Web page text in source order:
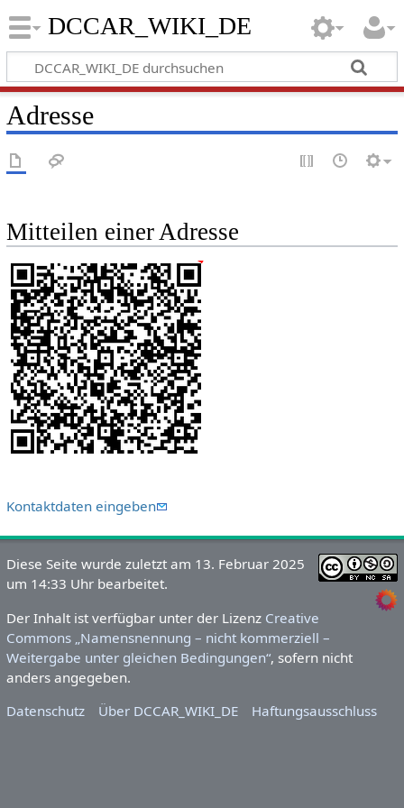
DCCAR_WIKI_DE
Adresse
Mitteilen einer Adresse
Kontaktdaten eingeben
Diese Seite wurde zuletzt am 13. Februar 2025
um 14:33 Uhr bearbeitet.
Der Inhalt ist verfügbar unter der Lizenz Creative
Commons „Namensnennung – nicht kommerziell –
Weitergabe unter gleichen Bedingungen“, sofern nicht
anders angegeben.
Datenschutz
Über DCCAR_WIKI_DE Haftungsausschluss